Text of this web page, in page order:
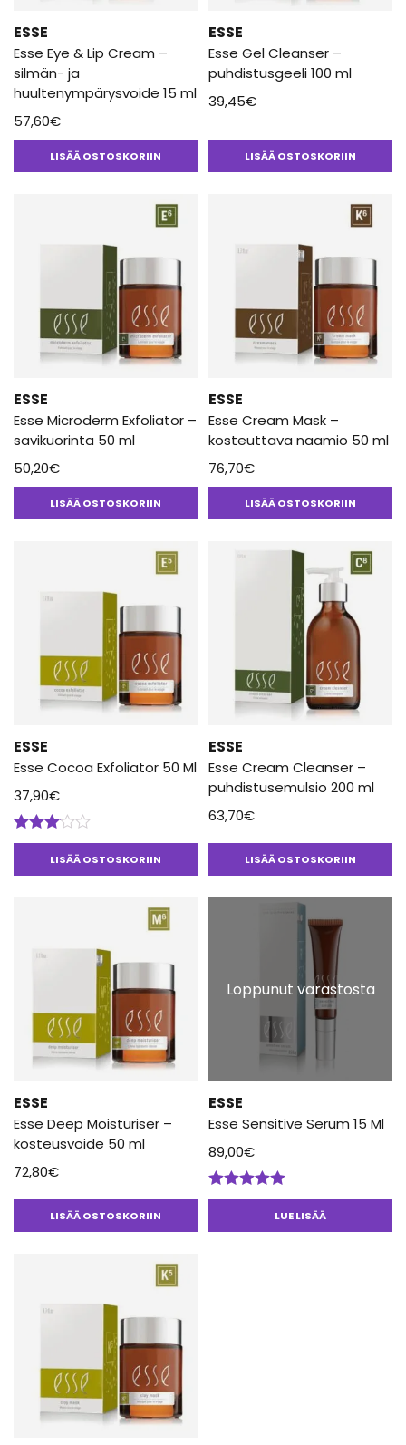
ESSE
Esse Eye & Lip Cream –
silmän- ja
huultenympärysvoide 15 ml
57,60€
LISÄÄ OSTOSKORIIN
ESSE
Esse Gel Cleanser –
puhdistusgeeli 100 ml
39,45€
LISÄÄ OSTOSKORIIN
ESSE
Esse Microderm Exfoliator –
savikuorinta 50 ml
50,20€
LISÄÄ OSTOSKORIIN
ESSE
Esse Cream Mask –
kosteuttava naamio 50 ml
76,70€
LISÄÄ OSTOSKORIIN
ESSE
Esse Cocoa Exfoliator 50 Ml
37,90€
Arvostelu
tuotteesta:LISÄÄ OSTOSKORIIN
ESSE
Esse Cream Cleanser –
puhdistusemulsio 200 ml
63,70€
LISÄÄ OSTOSKORIIN
ESSE
Esse Deep Moisturiser –
kosteusvoide 50 ml
72,80€
LISÄÄ OSTOSKORIIN
Loppunut varastosta
ESSE
Esse Sensitive Serum 15 Ml
89,00€
Arvostelu
LUE LISÄÄ